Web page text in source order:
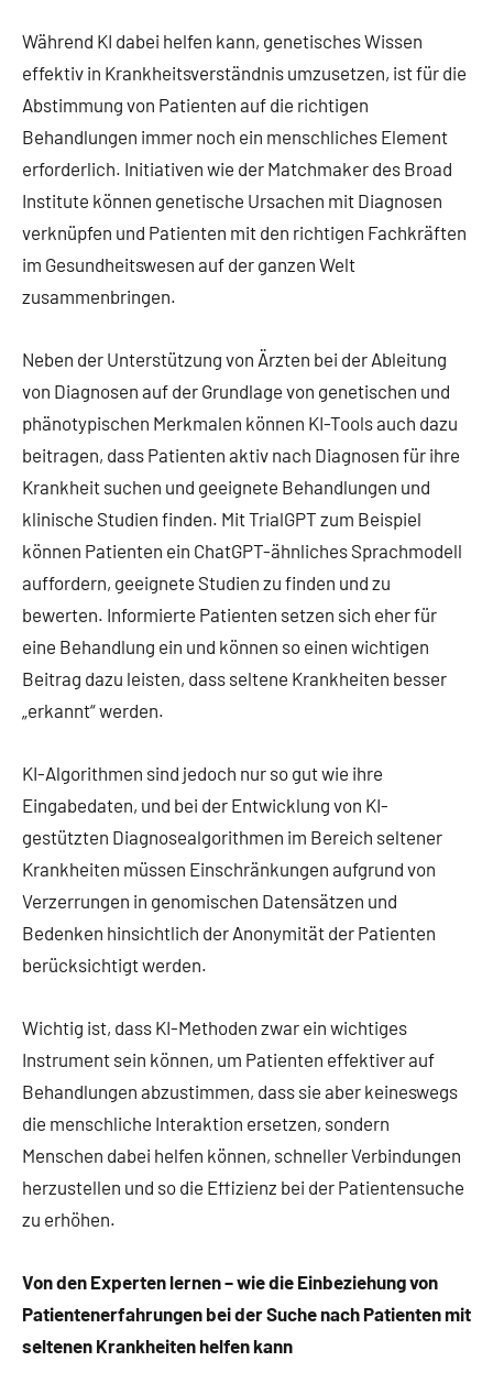
Während KI dabei helfen kann, genetisches Wissen
effektiv in Krankheitsverständnis umzusetzen, ist für die
Abstimmung von Patienten auf die richtigen
Behandlungen immer noch ein menschliches Element
erforderlich. Initiativen wie der Matchmaker des Broad
Institute können genetische Ursachen mit Diagnosen
verknüpfen und Patienten mit den richtigen Fachkräften
im Gesundheitswesen auf der ganzen Welt
zusammenbringen.
Neben der Unterstützung von Ärzten bei der Ableitung
von Diagnosen auf der Grundlage von genetischen und
phänotypischen Merkmalen können KI-Tools auch dazu
beitragen, dass Patienten aktiv nach Diagnosen für ihre
Krankheit suchen und geeignete Behandlungen und
klinische Studien finden. Mit TrialGPT zum Beispiel
können Patienten ein ChatGPT-ähnliches Sprachmodell
auffordern, geeignete Studien zu finden und zu
bewerten. Informierte Patienten setzen sich eher für
eine Behandlung ein und können so einen wichtigen
Beitrag dazu leisten, dass seltene Krankheiten besser
„erkannt“ werden.
KI-Algorithmen sind jedoch nur so gut wie ihre
Eingabedaten, und bei der Entwicklung von KI-
gestützten Diagnosealgorithmen im Bereich seltener
Krankheiten müssen Einschränkungen aufgrund von
Verzerrungen in genomischen Datensätzen und
Bedenken hinsichtlich der Anonymität der Patienten
berücksichtigt werden.
Wichtig ist, dass KI-Methoden zwar ein wichtiges
Instrument sein können, um Patienten effektiver auf
Behandlungen abzustimmen, dass sie aber keineswegs
die menschliche Interaktion ersetzen, sondern
Menschen dabei helfen können, schneller Verbindungen
herzustellen und so die Effizienz bei der Patientensuche
zu erhöhen.
Von den Experten lernen – wie die Einbeziehung von
Patientenerfahrungen bei der Suche nach Patienten mit
seltenen Krankheiten helfen kann